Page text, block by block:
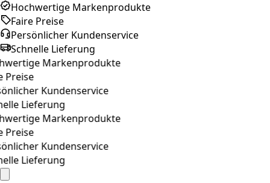
Hochwertige Markenprodukte
Faire Preise
Persönlicher Kundenservice
Schnelle Lieferung
Markenprodukte
Kundenservice
Lieferung
Markenprodukte
Kundenservice
Lieferung